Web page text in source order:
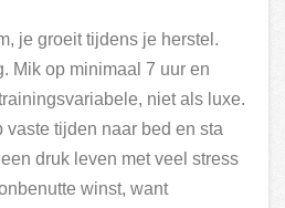
je groeit tijdens je herstel.
Mik op minimaal 7 uur en
niet als luxe.
tijden naar bed en sta
druk leven met veel stress
winst, want